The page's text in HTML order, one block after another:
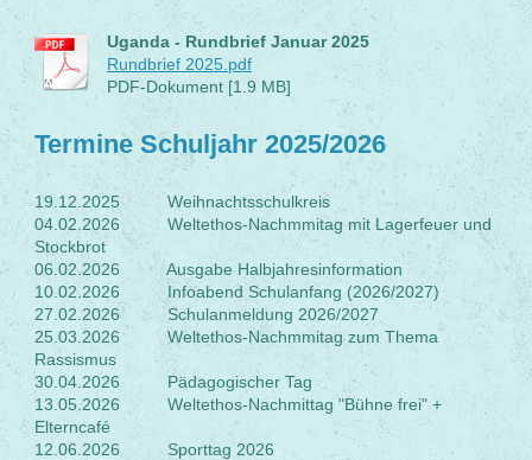
Uganda - Rundbrief Januar 2025
Rundbrief 2025.pdf
PDF-Dokument [1.9 MB]
Termine Schuljahr 2025/2026
19.12.2025 Weihnachtsschulkreis
04.02.2026 Weltethos-Nachmmitag mit Lagerfeuer und
Stockbrot
06.02.2026 Ausgabe Halbjahresinformation
10.02.2026 Infoabend Schulanfang (2026/2027)
27.02.2026 Schulanmeldung 2026/2027
25.03.2026 Weltethos-Nachmmitag zum Thema
Rassismus
30.04.2026 Pädagogischer Tag
13.05.2026 Weltethos-Nachmittag "Bühne frei" +
Elterncafé
12.06.2026 Sporttag 2026